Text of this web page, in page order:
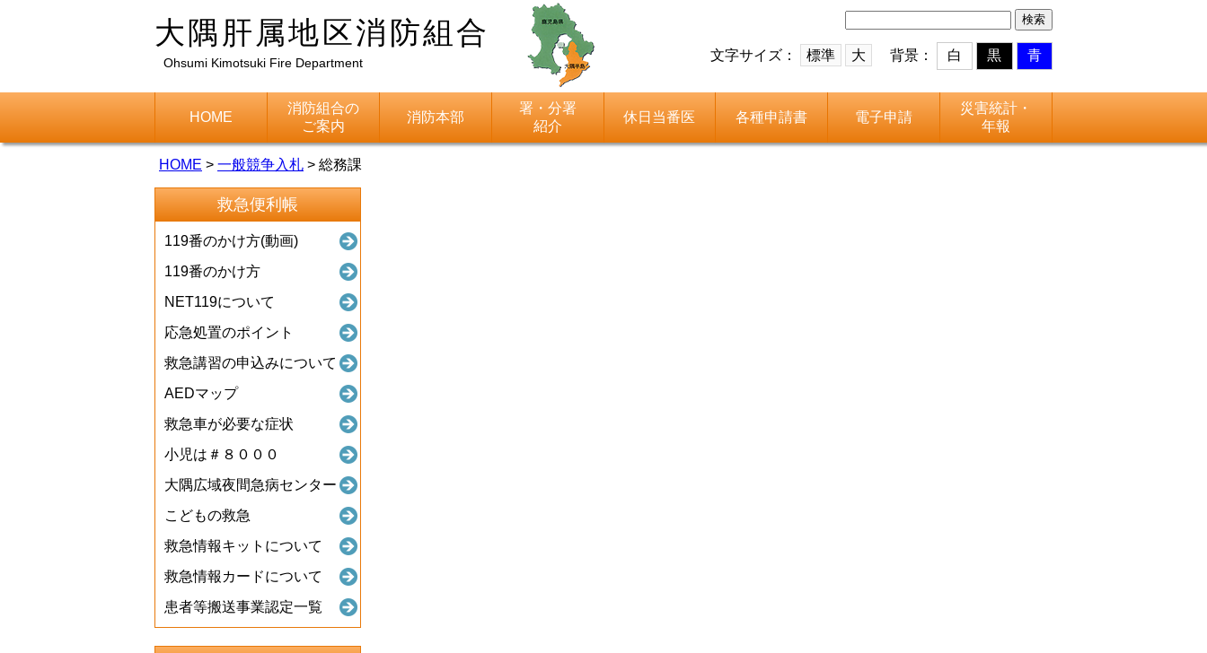
大隅肝属地区消防組合
Ohsumi Kimotsuki Fire Department
検
索:
文字サイズ：
標準 大 背景： 白 黒 青
HOME
消防組合の
ご案内
消防本部
署・分署
紹介
休日当番医 各種申請書 電子申請
災害統計・
年報
HOME > 一般競争入札 > 総務課
救急便利帳
119番のかけ方(動画)
119番のかけ方
NET119について
応急処置のポイント
救急講習の申込みについて
AEDマップ
救急車が必要な症状
小児は＃８０００
大隅広域夜間急病センター
こどもの救急
救急情報キットについて
救急情報カードについて
患者等搬送事業認定一覧